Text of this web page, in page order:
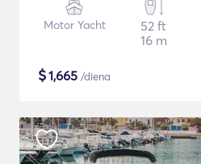
Motor Yacht
52 ft
16 m
$1,665 /diena